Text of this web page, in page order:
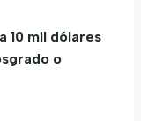
10 mil dólares
o